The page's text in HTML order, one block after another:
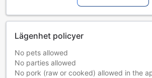
Lägenhet policyer
No pets allowed
No parties allowed
No pork (raw or cooked) allowed in the